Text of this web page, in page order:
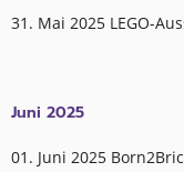
31. Mai 2025 LEGO-
Juni 2025
01. Juni 2025